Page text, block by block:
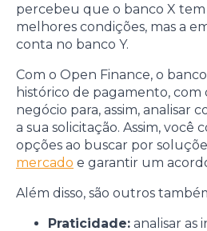
percebeu que o banco X
melhores condições, mas a
conta no banco Y.
Com o Open Finance, o
histórico de pagamento, com
negócio para, assim, analisar
a sua solicitação. Assim, você
opções ao buscar por
mercado e garantir um
Além disso, são outros
Praticidade: analisar as